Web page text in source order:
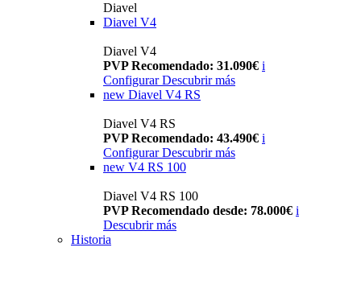
Diavel
Diavel V4
Diavel V4
PVP Recomendado: 31.090€ i
Configurar Descubrir más
new Diavel V4 RS
Diavel V4 RS
PVP Recomendado: 43.490€ i
Configurar Descubrir más
new V4 RS 100
Diavel V4 RS 100
PVP Recomendado desde: 78.000€ i
Descubrir más
Historia